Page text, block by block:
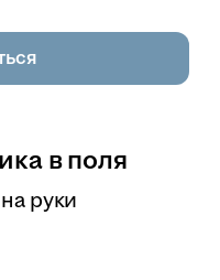
в поля
на руки